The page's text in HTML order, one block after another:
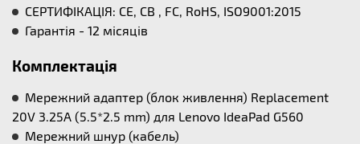
СЕРТИФІКАЦІЯ: CE, CB , FC, RoHS, ISO9001:2015
Гарантія - 12 місяців
Комплектація
Мережний адаптер (блок живлення) Replacement
20V 3.25A (5.5*2.5 mm) для Lenovo IdeaPad G560
Мережний шнур (кабель)